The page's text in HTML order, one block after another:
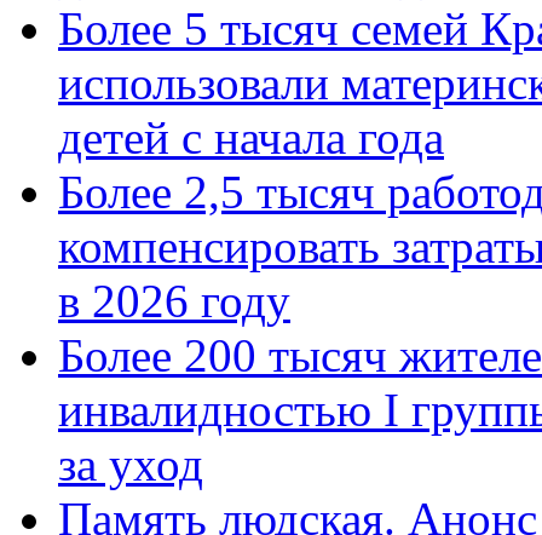
Более 5 тысяч семей
использовали
детей с начала года
Более 2,5 тысяч
компенсировать
в 2026 году
Более 200 тысяч
инвалидностью I
за уход
Память людская.